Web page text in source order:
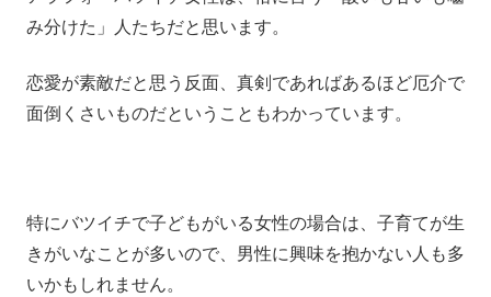
み分けた」人たちだと思います。
恋愛が素敵だと思う反面、真剣であればあるほど厄介で
面倒くさいものだということもわかっています。
特にバツイチで子どもがいる女性の場合は、子育てが生
きがいなことが多いので、男性に興味を抱かない人も多
いかもしれません。